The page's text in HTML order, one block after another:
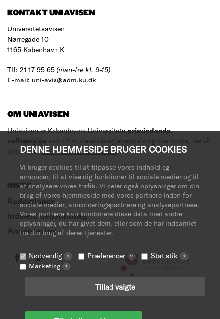
DENNE HJEMMESIDE BRUGER COOKIES
Vi bruger cookies til at tilpasse vores indhold og
annoncer, til at vise dig funktioner til sociale medier og til
at analysere vores trafik. Vi deler også oplysninger om din
brug af vores hjemmeside med vores partnere inden for
sociale medier, annonceringspartnere og analysepartnere.
Vores partnere kan kombinere disse data med andre
oplysninger, du har givet dem, eller som de har indsamlet
fra din brug af deres tjenester.
Nødvendig ? Præferencer ? Statistik ?
Marketing ?
Tillad valgte
KONTAKT UNIAVISEN
Universitetsavisen
Nørregade 10
1165 København K
Tlf: 21 17 95 65 (man-fre kl. 9-15)
E-mail: uni-avis@adm.ku.dk
OM UNIAVISEN
Uniavisen er Københavns Universitetsprisvindende,
uafhængige avis til studerende og ansatte – og alle andre, der vil
læse med.Læs mere om avisen her.
MERE
Redaktionen
Indsend debatindlæg
Annoncering